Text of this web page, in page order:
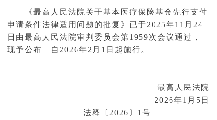
《最高人民法院 关于基本医疗保险基金先行支付
申请条件法律适用问题的批复》已于2025年11月24
日由最高人民法院审判委员会第1959次会议通过，
现予公布，自2026年2月1日起施行。
最高人民法院
2026年1月5日
法释〔2026〕1号